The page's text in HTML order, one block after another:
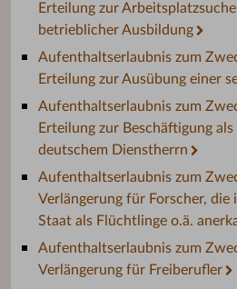
Erteilung zur
betrieblicher Ausbildung
Aufenthaltserlaubnis zum
Erteilung zur Ausübung einer
Aufenthaltserlaubnis zum
Erteilung zur Beschäftigung
deutschem Dienstherrn
Aufenthaltserlaubnis zum
Verlängerung für Forscher, die
Staat als Flüchtlinge o.ä.
Aufenthaltserlaubnis zum
Verlängerung für Freiberufler